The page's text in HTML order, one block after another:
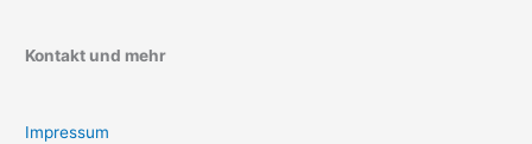
Kontakt und mehr
Impressum